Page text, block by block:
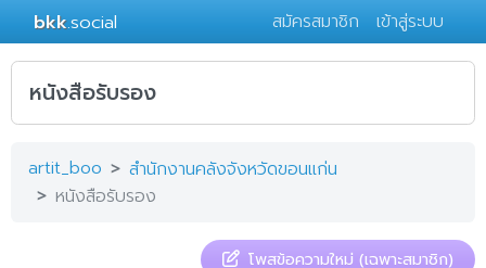
bkk.social สมัครสมาชิก เข้าสู่ระบบ
หนังสือรับรอง
artit_boo
สำนักงานคลังจังหวัดขอนแก่น
หนังสือรับรอง
โพสข้อความใหม่ (เฉพาะสมาชิก)